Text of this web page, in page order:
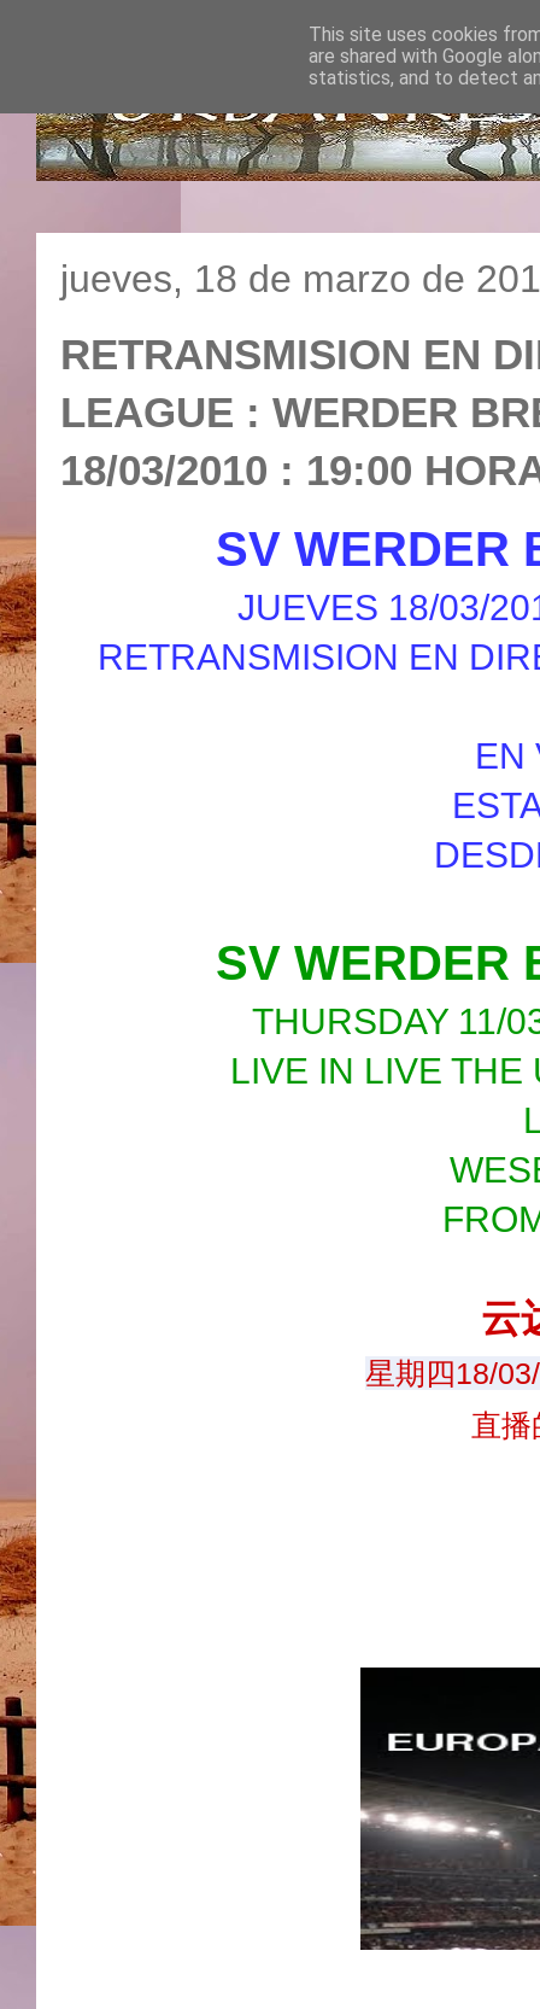
jueves, 18 de marzo de
RETRANSMISION EN
LEAGUE : WERDER
18/03/2010 : 19:00
SV WERDER
JUEVES 18/03/
RETRANSMISION EN
EN
SV WERDER
THURSDAY 11/
LIVE IN LIVE THE
云
星期四18/
直播
This site uses cookies
are shared with Google
statistics, and to detect